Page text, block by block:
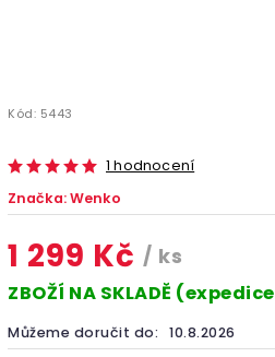
Kód: 5443
1 hodnocení
Značka:Wenko
1 299 Kč / ks
ZBOŽÍ NA SKLADĚ
Můžeme doručit do: 10.8.2026